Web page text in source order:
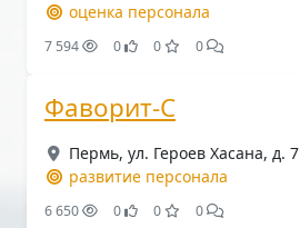
оценка персонала
7 594 0 0 0
Фаворит-С
Пермь, ул. Героев Хасана, д. 7
развитие персонала
6 650 0 0 0